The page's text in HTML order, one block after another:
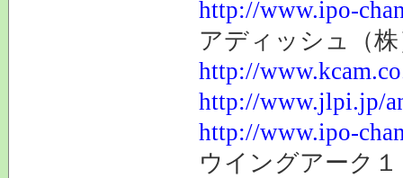
http://www.ipo-
アディッシュ（
http://
http://www.jlpi.jp/
http://www.ipo-
ウイングアーク１